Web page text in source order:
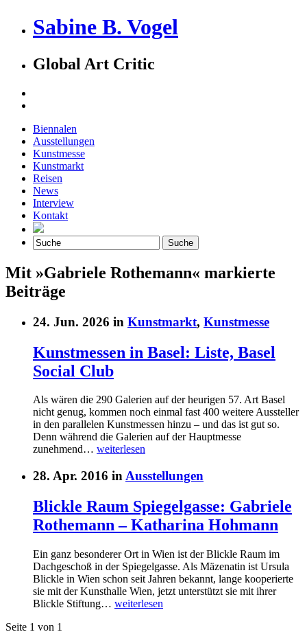
Sabine B. Vogel
Global Art Critic
Biennalen
Ausstellungen
Kunstmesse
Kunstmarkt
Reisen
News
Interview
Kontakt
Mit »Gabriele Rothemann« markierte
Beiträge
24. Jun. 2026 in Kunstmarkt, Kunstmesse
Kunstmessen in Basel: Liste, Basel
Social Club
Als wären die 290 Galerien auf der heurigen 57. Art Basel
nicht genug, kommen noch einmal fast 400 weitere Aussteller
in den parallelen Kunstmessen hinzu – und das ist gut so.
Denn während die Galerien auf der Hauptmesse
zunehmend… weiterlesen
28. Apr. 2016 in Ausstellungen
Blickle Raum Spiegelgasse: Gabriele
Rothemann – Katharina Hohmann
Ein ganz besonderer Ort in Wien ist der Blickle Raum im
Dachgeschoß in der Spiegelgasse. Als Mäzenatin ist Ursula
Blickle in Wien schon seit Jahren bekannt, lange kooperierte
sie mit der Kunsthalle Wien, jetzt unterstützt sie mit ihrer
Blickle Stiftung… weiterlesen
Seite 1 von 1